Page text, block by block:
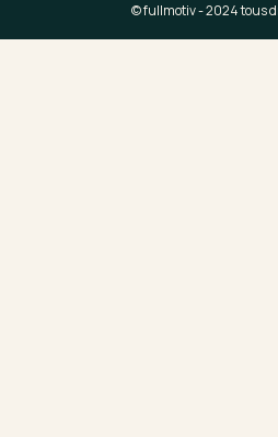
© fullmotiv -2024tous